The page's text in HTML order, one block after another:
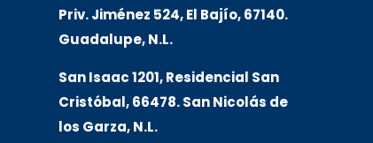
Priv. Jiménez 524, El Bajío, 67140.
Guadalupe, N.L.
San Isaac 1201, Residencial San
Cristóbal, 66478. San Nicolás de
los Garza, N.L.